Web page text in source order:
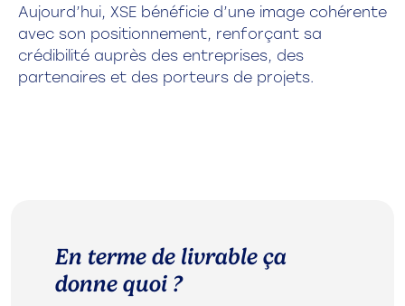
Aujourd’hui, XSE bénéficie d’une image cohérente
avec son positionnement, renforçant sa
crédibilité auprès des entreprises, des
partenaires et des porteurs de projets.
En terme de livrable ça
donne quoi ?